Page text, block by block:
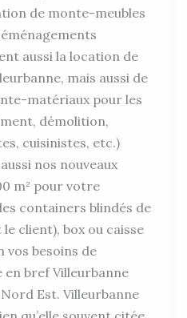
de monte-meubles
aussi la location de
mais aussi de
matériaux pour les
démolition,
cuisinistes, etc.)
nos nouveaux
m² pour votre
containers blindés de
client), box ou caisse
vos besoins de
en bref Villeurbanne
Est. Villeurbanne